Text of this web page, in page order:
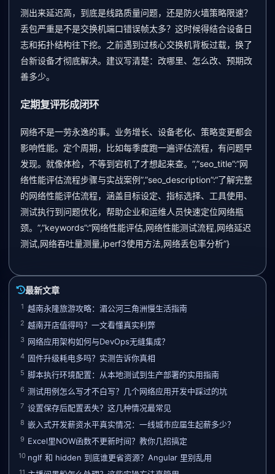
测出来延迟高，到底是线路质量问题，还是防火墙策略限速？
丢包严重是不是交换机端口错误帧太多？这时候得结合设备日
志和拓扑结构往下挖。之前遇到过核心交换机背板过载，换了
台新设备才彻底解决。建议写清楚：改哪里、怎么改、预期改
善多少。
定期复评形成闭环
网络不是一劳永逸的事。业务增长、设备老化、策略变更都会
影响性能。定个周期，比如每季度跑一遍评估流程，有问题早
发现。就像体检，不等到宕机了才想起来查。”,”seo_title”:“网
络性能评估流程步骤与实战案例”,”seo_description”:“了解完整
的网络性能评估流程，涵盖目标设定、指标选择、工具使用、
测试执行到问题优化，帮助企业和运维人员快速定位网络瓶
颈。”,”keywords”:“网络性能评估,网络性能测试流程,网络延迟
测试,网络吞吐量测量,iperf3使用方法,网络丢包率分析”}
最新文章
1 越南永隆旅游攻略：湄公河三角洲慢生活指南
2 越南开店值得吗？一文看懂真实利弊
3 网络应用架构如何与DevOps无缝集成？
4 固件升级耗电多吗？实测告诉你真相
5 脚本执行环境配置：从本地测试到生产部署的实用指南
6 测试用例怎么写才不白写？几个网络应用开发中踩过的坑
7 设置保存后配置丢失？这几种情况最常见
8 嵌入式开发薪资水平真实情况：一线城市应届生起薪多少？
9 Excel里NOW函数不更新时间？教你几招搞定
10 ngIf 和 hidden 到底谁更省资源？Angular 里别乱用
11